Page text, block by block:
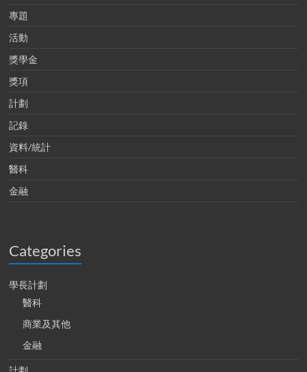
專題
活動
獎學金
獎項
計劃
記錄
資料/統計
醫科
金融
Categories
學長計劃
醫科
商業及其他
金融